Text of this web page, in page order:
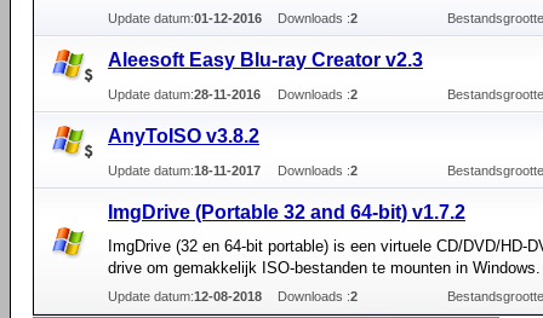
Update datum:01-12-2016 Downloads :2
Aleesoft Easy Blu-ray Creator v2.3
Update datum:28-11-2016 Downloads :2
AnyToISO v3.8.2
Update datum:18-11-2017 Downloads :2
ImgDrive (Portable 32 and 64-bit) v1.7.2
ImgDrive (32 en 64-bit portable) is een virtuele CD/DVD/HD-
drive om gemakkelijk ISO-bestanden te mounten in Windows.
Update datum:12-08-2018 Downloads :2